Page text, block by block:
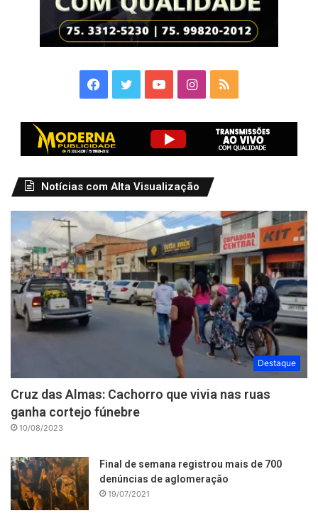
Facebook
TwitterYouTubeInstagram
RSS
Notícias com Alta Visualização
Destaque
Cruz das Almas: Cachorro que vivia nas ruas
ganha cortejo fúnebre
10/08/2023
Final de semana registrou mais de 700
denúncias de aglomeração
19/07/2021